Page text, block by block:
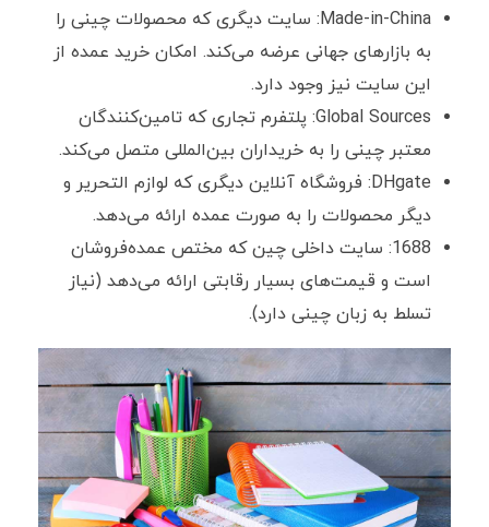
Made-in-China: سایت دیگری که محصولات چینی را
به بازارهای جهانی عرضه می‌کند. امکان خرید عمده از
این سایت نیز وجود دارد.
Global Sources: پلتفرم تجاری که تامین‌کنندگان
معتبر چینی را به خریداران بین‌المللی متصل می‌کند.
DHgate: فروشگاه آنلاین دیگری که لوازم التحریر و
دیگر محصولات را به صورت عمده ارائه می‌دهد.
1688: سایت داخلی چین که مختص عمده‌فروشان
است و قیمت‌های بسیار رقابتی ارائه می‌دهد (نیاز
تسلط به زبان چینی دارد).